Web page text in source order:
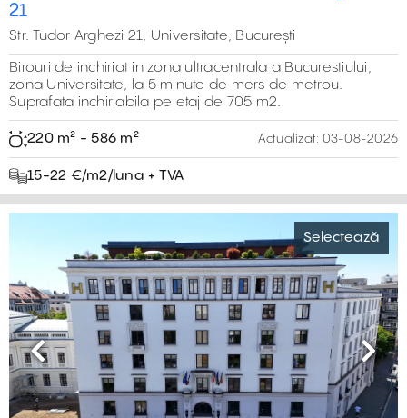
21
Str. Tudor Arghezi 21, Universitate, București
Birouri de inchiriat in zona ultracentrala a Bucurestiului,
zona Universitate, la 5 minute de mers de metrou.
Suprafata inchiriabila pe etaj de 705 m2.
220 m² - 586 m² Actualizat: 03-08-2026
15-22 €/m2/luna + TVA
Selectează
Previous Next